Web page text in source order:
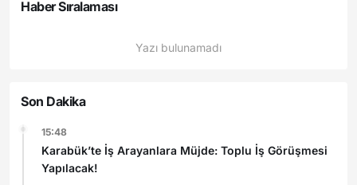
Haber Sıralaması
Yazı bulunamadı
Son Dakika
15:48
Karabük’te İş Arayanlara Müjde: Toplu İş Görüşmesi
Yapılacak!